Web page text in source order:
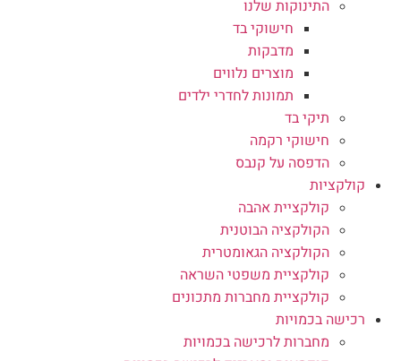
התינוקות שלנו
חישוקי בד
מדבקות
מוצרים נלווים
תמונות לחדרי ילדים
תיקי בד
חישוקי רקמה
הדפסה על קנבס
קולקציות
קולקציית אהבה
הקולקציה הבוטנית
הקולקציה הגאומטרית
קולקציית משפטי השראה
קולקציית מחברות מתכונים
רכישה בכמויות
מחברות לרכישה בכמויות